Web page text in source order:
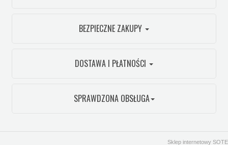
BEZPIECZNE ZAKUPY
DOSTAWA I PŁATNOŚCI
SPRAWDZONA OBSŁUGA
Sklep internetowy SOTE